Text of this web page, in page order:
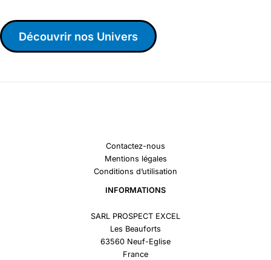
Découvrir nos Univers
Contactez-nous
Mentions légales
Conditions d’utilisation
INFORMATIONS
SARL PROSPECT EXCEL
Les Beauforts
63560 Neuf-Eglise
France